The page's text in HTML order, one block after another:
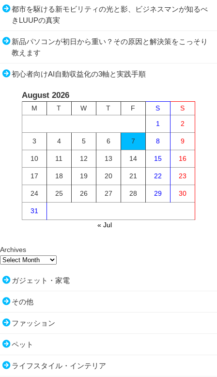
都市を駆ける新モビリティの光と影、ビジネスマンが知るべ
きLUUPの真実
新品パソコンが初日から重い？その原因と解決策をこっそり
教えます
初心者向けAI自動収益化の3軸と実践手順
August 2026
M T W T F S
S
1
2
3 4 5 6 7 8 9
10 11 12 13 14 15 16
17 18 19 20 21 22 23
24 25 26 27 28 29 30
31
« Jul
Archives
ガジェット・家電
その他
ファッション
ペット
ライフスタイル・インテリア